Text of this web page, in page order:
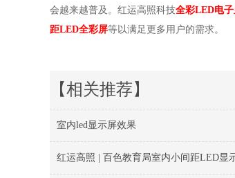
会越来越普及。红运高照科技全彩LED电
距LED全彩屏等以满足更多用户的需求。
【相关推荐】
室内led显示屏效果
红运高照 | 百色教育局室内小间距LED显